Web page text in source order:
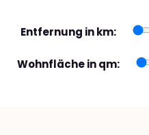
Entfernung in km:
Wohnfläche in qm: